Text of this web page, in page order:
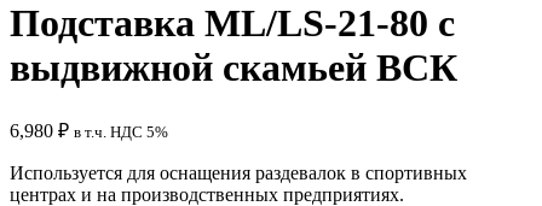
Подставка ML/LS-21-80 с
выдвижной скамьей ВСК
6,980 ₽ в т.ч. НДС 5%
Используется для оснащения раздевалок в спортивных
центрах и на производственных предприятиях.